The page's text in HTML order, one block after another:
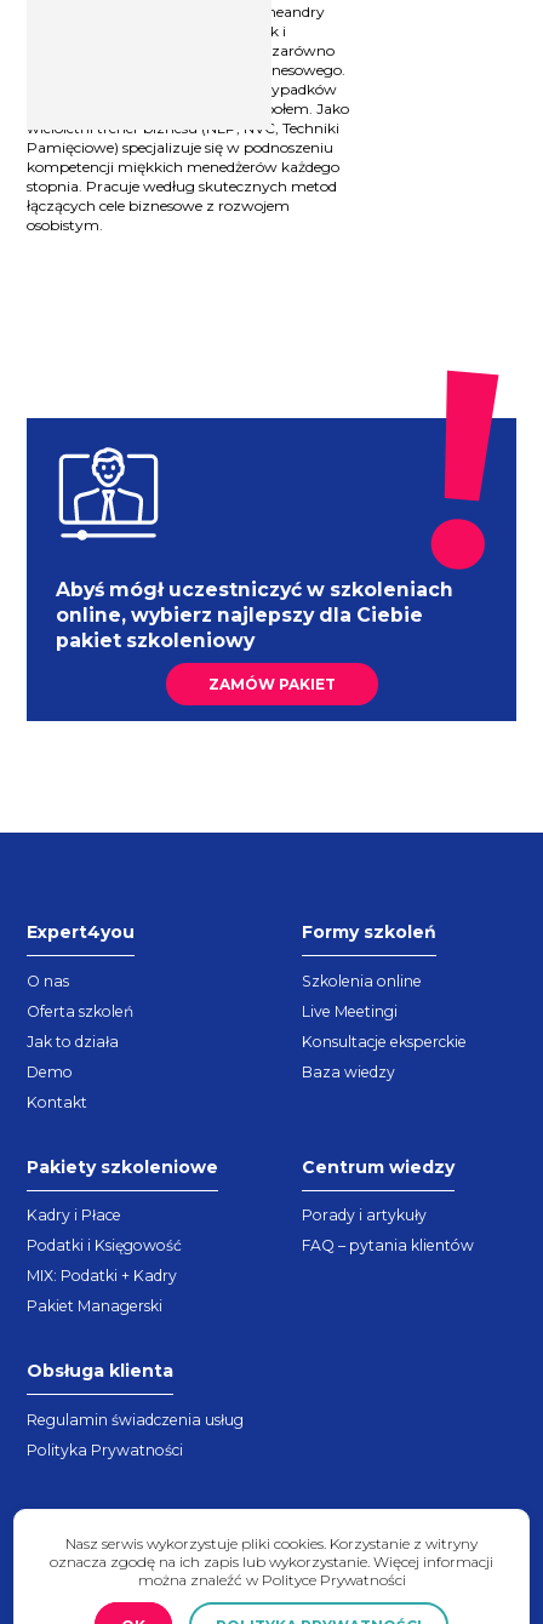
Jako przedsiębiorca zna wszelkie meandry
zarówno zarządzania produkcją jak i
świadczenia szerokiej gamy usług, zarówno
dla klienta indywidualnego jak i biznesowego.
Doświadczyła chyba wszelkich przypadków
związanych z pracownikami i zespołem. Jako
wieloletni trener biznesu (NLP, NVC, Techniki
Pamięciowe) specjalizuje się w podnoszeniu
kompetencji miękkich menedżerów każdego
stopnia. Pracuje według skutecznych metod
łączących cele biznesowe z rozwojem
osobistym.
Abyś mógł uczestniczyć w szkoleniach
online, wybierz najlepszy dla Ciebie
pakiet szkoleniowy
ZAMÓW PAKIET
Expert4you
O nas
Oferta szkoleń
Jak to działa
Demo
Kontakt
Formy szkoleń
Szkolenia online
Live Meetingi
Konsultacje eksperckie
Baza wiedzy
Pakiety szkoleniowe
Kadry i Płace
Podatki i Księgowość
MIX: Podatki + Kadry
Pakiet Managerski
Centrum wiedzy
Porady i artykuły
FAQ – pytania klientów
Obsługa klienta
Regulamin świadczenia usług
Polityka Prywatności
Nasz serwis wykorzystuje pliki cookies. Korzystanie z witryny
oznacza zgodę na ich zapis lub wykorzystanie. Więcej informacji
można znaleźć w Polityce Prywatności